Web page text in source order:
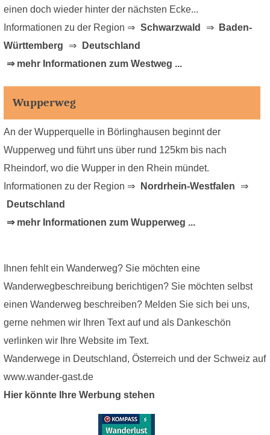
einen doch wieder hinter der nächsten Ecke...
Informationen zu der Region ⇒ Schwarzwald ⇒
Baden-
Württemberg
⇒
Deutschland
⇒ mehr Informationen zum Westweg ...
Wupperweg
An der Wupperquelle in Börlinghausen beginnt der
Wupperweg und führt uns über rund 125km bis nach
Rheindorf, wo die Wupper in den Rhein mündet.
Informationen zu der Region ⇒
Nordrhein-Westfalen
⇒
Deutschland
⇒ mehr Informationen zum Wupperweg ...
Ihnen fehlt ein Wanderweg? Sie möchten eine
Wanderwegbeschreibung berichtigen? Sie möchten selbst
einen Wanderweg beschreiben? Melden Sie sich bei uns,
gerne nehmen wir Ihren Text auf und als Dankeschön
verlinken wir Ihre Website im Text.
Wanderwege in Deutschland, Österreich und der Schweiz auf
www.wander-gast.de
Hier könnte Ihre Werbung stehen